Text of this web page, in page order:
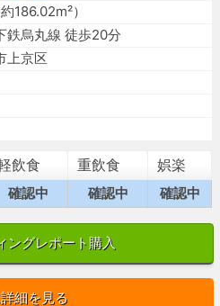
186.02m²）
鉄烏丸線 徒歩20分
上京区
飲食 重飲食 娯楽
確認中 確認中 確認中
ングレポート購入
細を見る